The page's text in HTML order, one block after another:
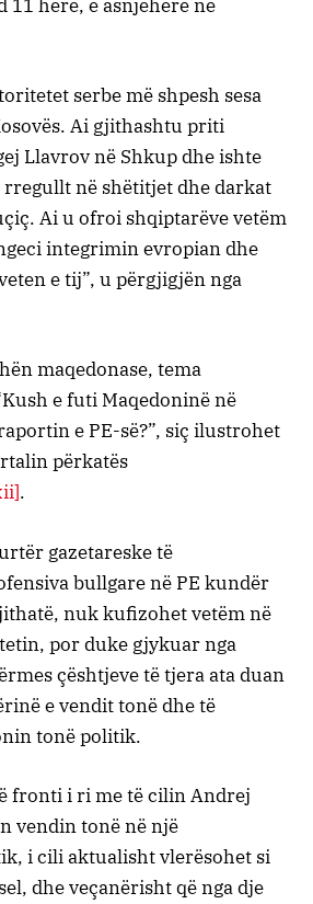
11 herë, e asnjëherë në
serbe më shpesh sesa
Ai gjithashtu priti
Llavrov në Shkup dhe ishte
rregullt në shëtitjet dhe darkat
Ai u ofroi shqiptarëve vetëm
integrimin evropian dhe
e tij”, u përgjigjën nga
maqedonase, tema
e futi Maqedoninë në
e PE-së?”, siç ilustrohet
përkatës
.
gazetareske të
bullgare në PE kundër
nuk kufizohet vetëm në
por duke gjykuar nga
çështjeve të tjera ata duan
e vendit tonë dhe të
tonë politik.
fronti i ri me të cilin Andrej
vendin tonë në një
i cili aktualisht vlerësohet si
dhe veçanërisht që nga dje